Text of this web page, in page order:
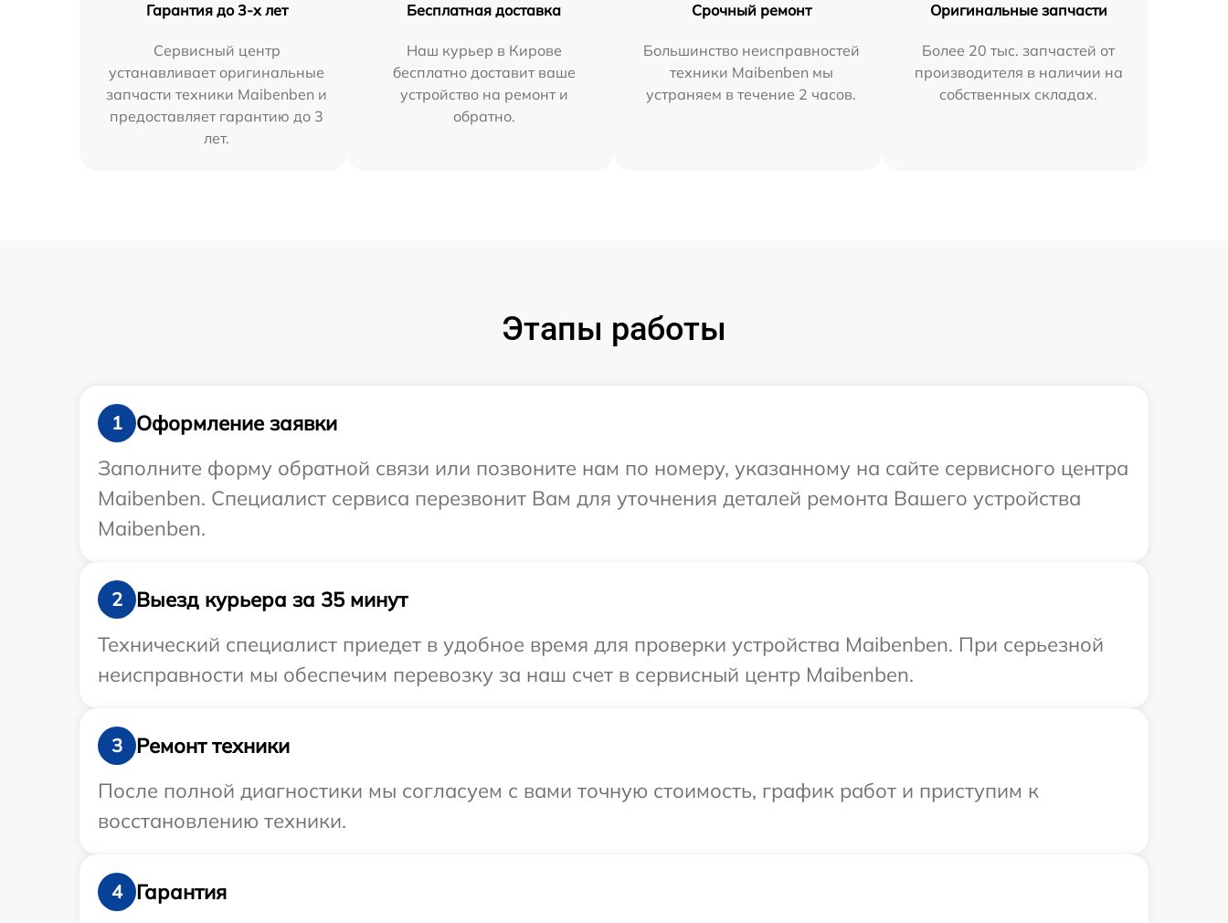
Гарантия до 3-х лет
Сервисный центр
устанавливает оригинальные
запчасти техники Maibenben и
предоставляет гарантию до 3
лет.
Бесплатная доставка
Наш курьер в Кирове
бесплатно доставит ваше
устройство на ремонт и
обратно.
Срочный ремонт
Большинство неисправностей
техники Maibenben мы
устраняем в течение 2 часов.
Оригинальные запчасти
Более 20 тыс. запчастей от
производителя в наличии на
собственных складах.
Этапы работы
1
Оформление заявки
Заполните форму обратной связи или позвоните нам по номеру, указанному на сайте сервисного центра
Maibenben. Специалист сервиса перезвонит Вам для уточнения деталей ремонта Вашего устройства
Maibenben.
2
Выезд курьера за 35 минут
Технический специалист приедет в удобное время для проверки устройства Maibenben. При серьезной
неисправности мы обеспечим перевозку за наш счет в сервисный центр Maibenben.
3
Ремонт техники
После полной диагностики мы согласуем с вами точную стоимость, график работ и приступим к
восстановлению техники.
4
Гарантия